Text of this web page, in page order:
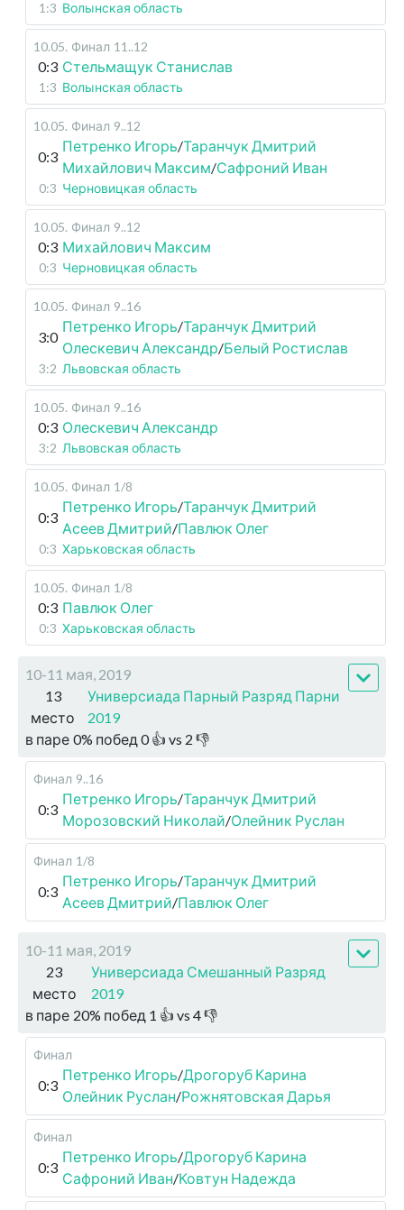
1:3 Волынская область
10.05. Финал 11..12
0:3 Стельмащук Станислав
1:3 Волынская область
10.05. Финал 9..12
0:3
Петренко Игорь/Таранчук Дмитрий
Михайлович Максим/Сафроний Иван
0:3 Черновицкая область
10.05. Финал 9..12
0:3 Михайлович Максим
0:3 Черновицкая область
10.05. Финал 9..16
3:0
Петренко Игорь/Таранчук Дмитрий
Олескевич Александр/Белый Ростислав
3:2 Львовская область
10.05. Финал 9..16
0:3 Олескевич Александр
3:2 Львовская область
10.05. Финал 1/8
0:3
Петренко Игорь/Таранчук Дмитрий
Асеев Дмитрий/Павлюк Олег
0:3 Харьковская область
10.05. Финал 1/8
0:3 Павлюк Олег
0:3 Харьковская область
10-11 мая, 2019
13
место
Универсиада Парный Разряд Парни
2019
в паре 0% побед 0👍 vs 2 👎
Финал 9..16
0:3
Петренко Игорь/Таранчук Дмитрий
Морозовский Николай/Олейник Руслан
Финал 1/8
0:3
Петренко Игорь/Таранчук Дмитрий
Асеев Дмитрий/Павлюк Олег
10-11 мая, 2019
23
место
Универсиада Смешанный Разряд
2019
в паре 20% побед 1 👍 vs 4👎
Финал
0:3
Петренко Игорь/Дрогоруб Карина
Олейник Руслан/Рожнятовская Дарья
Финал
0:3
Петренко Игорь/Дрогоруб Карина
Сафроний Иван/Ковтун Надежда